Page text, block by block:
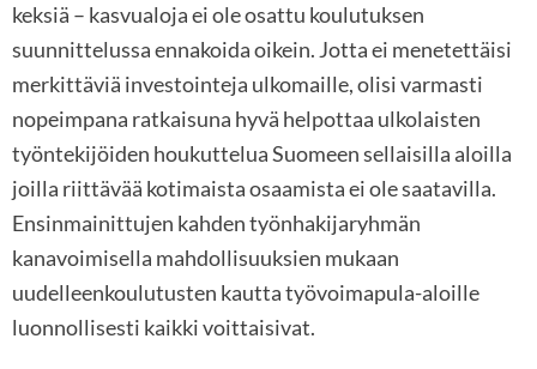
keksiä – kasvualoja ei ole osattu koulutuksen
suunnittelussa ennakoida oikein. Jotta ei menetettäisi
merkittäviä investointeja ulkomaille, olisi varmasti
nopeimpana ratkaisuna hyvä helpottaa ulkolaisten
työntekijöiden houkuttelua Suomeen sellaisilla aloilla
joilla riittävää kotimaista osaamista ei ole saatavilla.
Ensinmainittujen kahden työnhakijaryhmän
kanavoimisella mahdollisuuksien mukaan
uudelleenkoulutusten kautta työvoimapula-aloille
luonnollisesti kaikki voittaisivat.